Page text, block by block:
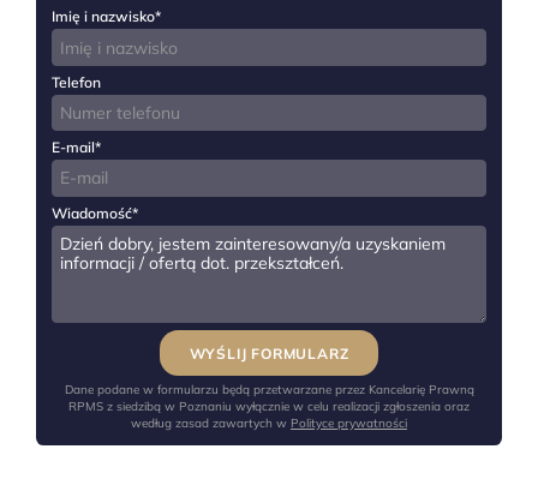
Imię i nazwisko*
Telefon
E-mail*
Wiadomość*
Dane podane w formularzu będą przetwarzane przez Kancelarię Prawną
RPMS z siedzibą w Poznaniu wyłącznie w celu realizacji zgłoszenia oraz
według zasad zawartych w Polityce prywatności